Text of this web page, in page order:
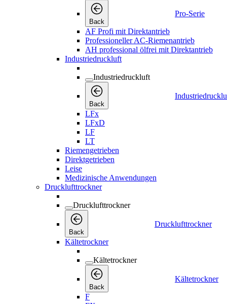
Back
Pro-Serie
AF Profi mit Direktantrieb
Professioneller AC-Riemenantrieb
AH professional ölfrei mit Direktantrieb
Industriedruckluft
Industriedruckluft
Back
LFx
LFxD
LF
LT
Riemengetrieben
Direktgetrieben
Leise
Medizinische Anwendungen
Drucklufttrockner
Drucklufttrockner
Back
Drucklufttrockner
Kältetrockner
Kältetrockner
Back
Kältetrockner
F